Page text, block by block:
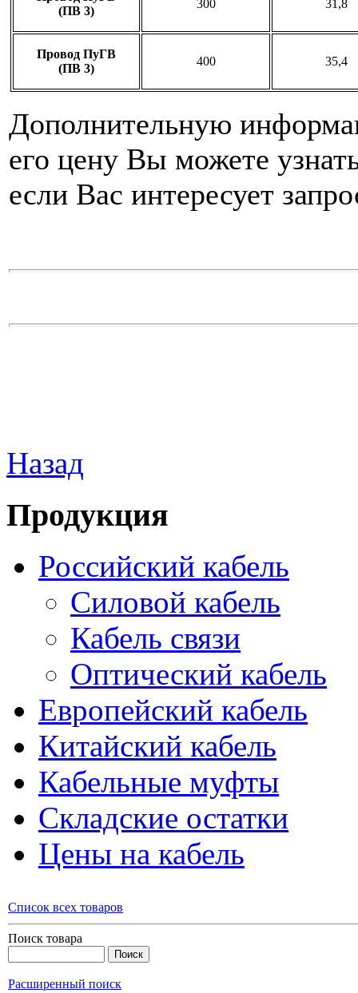
(ПВ 3)
300 31,8
Провод ПуГВ
(ПВ 3)
400 35,4
Дополнительную
его цену Вы можете
если Вас интересует
Назад
Продукция
Российский кабель
Силовой кабель
Кабель связи
Оптический кабель
Европейский кабель
Китайский кабель
Кабельные муфты
Складские остатки
Цены на кабель
Список всех товаров
Поиск товара
Расширенный поиск